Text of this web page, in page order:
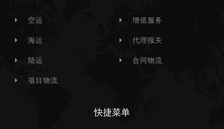
空运
海运
陆运
项目物流
增值服务
代理报关
合同物流
快捷菜单